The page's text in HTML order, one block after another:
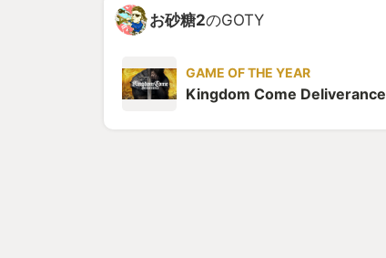
お砂糖2のGOTY
GAME OF THE YEAR
Kingdom Come Deliverance